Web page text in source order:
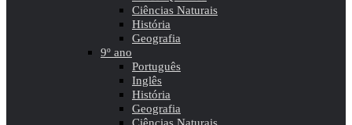
Ciências Naturais
História
Geografia
9º ano
Português
Inglês
História
Geografia